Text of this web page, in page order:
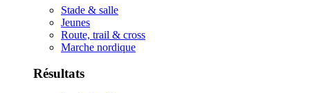
Stade & salle
Jeunes
Route, trail & cross
Marche nordique
Résultats